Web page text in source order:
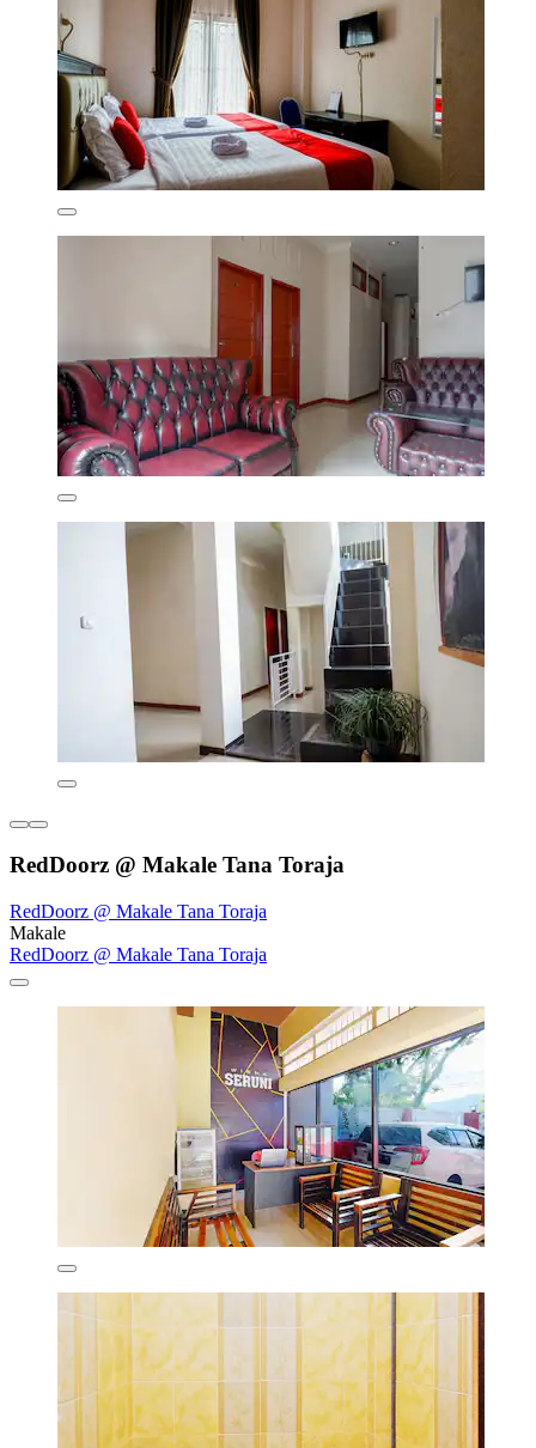
RedDoorz @ Makale Tana Toraja
RedDoorz @ Makale Tana Toraja
Makale
RedDoorz @ Makale Tana Toraja